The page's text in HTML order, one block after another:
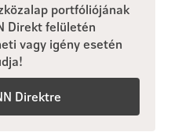
portfóliójának
Direkt felületén
vagy igény esetén
Direktre